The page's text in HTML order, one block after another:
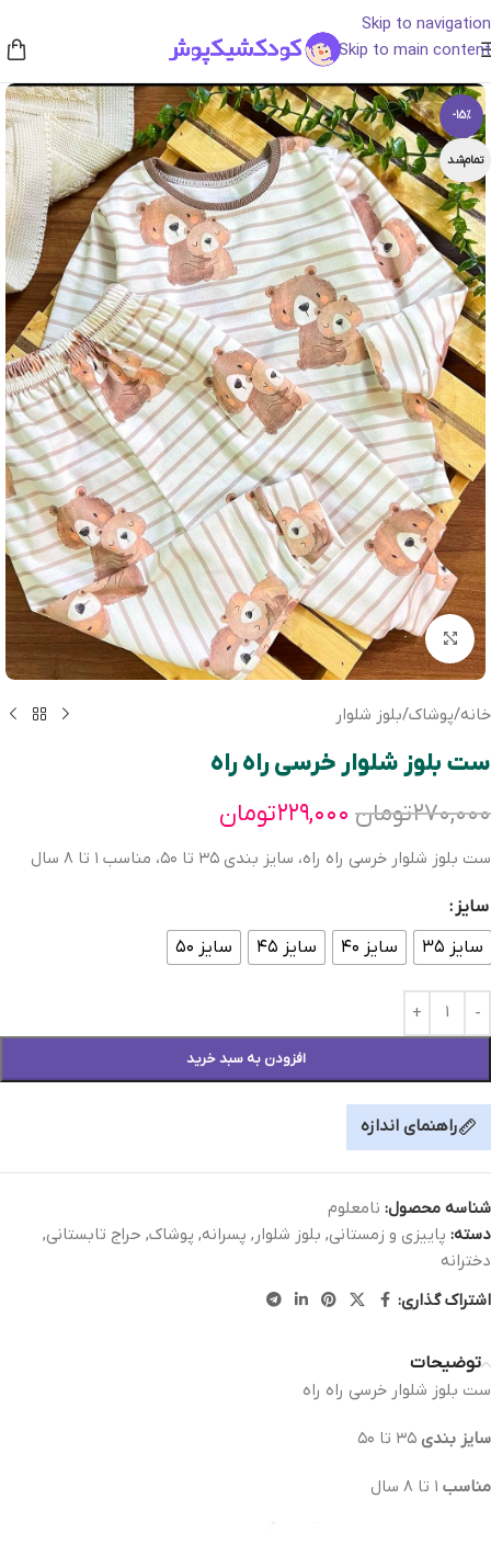
Skip to navigation
Skip to main content
-15%
تمام‌شد
بزرگنمایی تصویر
خانه/پوشاک/بلوز شلوار
ست بلوز شلوار خرسی راه راه
۲۷۰,۰۰۰تومان ۲۲۹,۰۰۰تومان
ست بلوز شلوار خرسی راه راه، سايز بندی ٣٥ تا ٥٠، مناسب ١ تا ٨ سال
سایز
سایز ۳۵
سایز ۴۰ سایز ۴۵ سایز ۵۰
افزودن به سبد خرید
راهنمای اندازه
شناسه محصول: نامعلوم
دسته: پاییزی و زمستانی, بلوز شلوار , پسرانه, پوشاک, حراج تابستانی,
دخترانه
اشتراک گذاری:
توضیحات
ست بلوز شلوار خرسی راه راه
سايز بندی
مناسب